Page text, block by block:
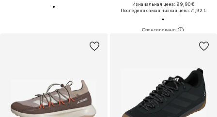
Изначальная цена: 99,90 €
Последняя самая низкая цена:71,92 €